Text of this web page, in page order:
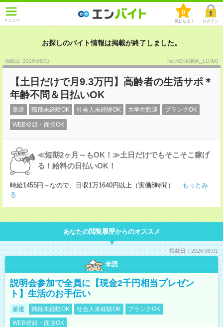
メニュー
0
気になる！ ログイン
お探しのバイト情報は掲載が終了しました。
掲載日 :2026/05/31 No.NCKK姫路_11HMJ
【土日だけで月9.3万円】高齢者の生活サポ＊
年齢不問＆日払いOK
派遣 職種未経験OK 社会人未経験OK 大学生歓迎 ブランクOK
WEB登録・面接OK
≪短期2ヶ月～もOK！≫土日だけでもそこそこ稼げ
る！給料の日払いOK！
時給1455円～なので、日収1万1640円以上（実働8時間）
...もっとみ
る
あなたの閲覧履歴からのオススメ
掲載日：2026.08.01
未読
説明会参加で全員に【現金2千円相当プレゼン
ト】生活のお手伝い
派遣 職種未経験OK 社会人未経験OK
ブランクOK
WEB登録・面接OK